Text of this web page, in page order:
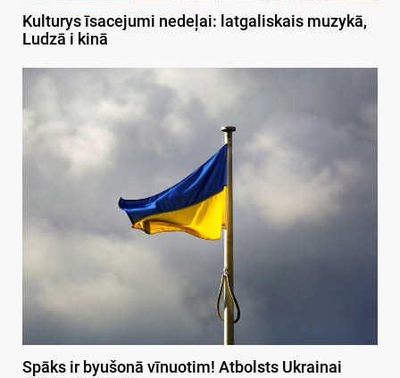
Kulturys īsacejumi nedeļai: latgaliskais muzykā,
Ludzā i kinā
Spāks ir byušonā vīnuotim! Atbolsts Ukrainai